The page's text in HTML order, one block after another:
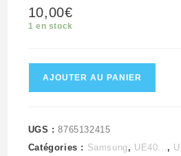
10,00€
1 en stock
quantité
de
de
commandes
AJOUTER AU PANIER
UGS :8765132415
Catégories : Samsung, UE40...,